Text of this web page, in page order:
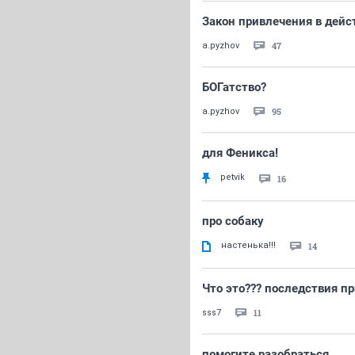
Закон привлечения в
a.pyzhov 47
БОГатство?
a.pyzhov 95
для Феникса!
petvik 16
про собаку
настенька!!! 14
Что это??? последствия
sss7 11